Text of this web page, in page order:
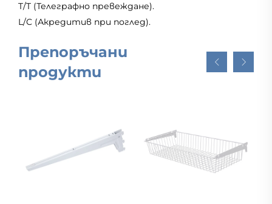
T/T (Телеграфно превеждане).
L/C (Акредитив при поглед).
Препоръчани
продукти